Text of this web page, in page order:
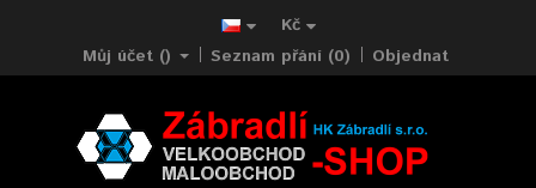
Kč
Můj účet ()
Seznam přání (0) Objednat